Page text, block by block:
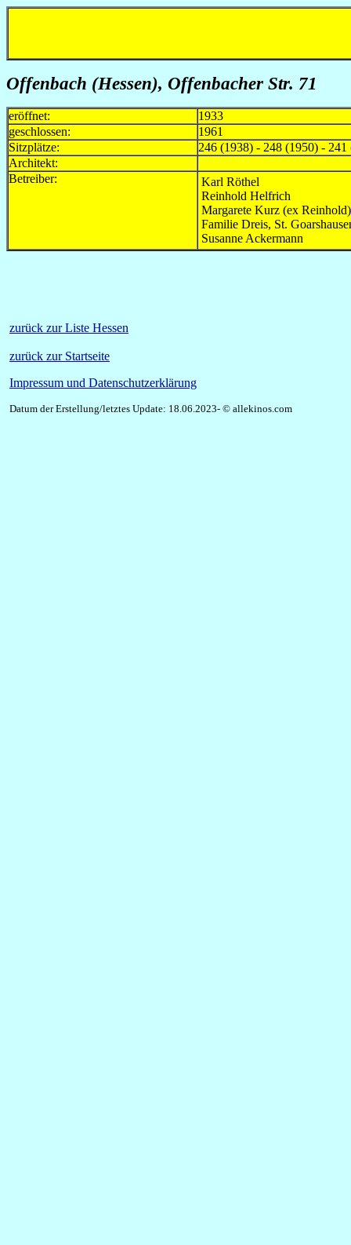
Offenbach (Hessen), Offenbacher Str. 71
eröffnet:
1933
geschlossen:
1961
Sitzplätze:
246 (1938) - 248 (1950) - 241
Architekt:
Betreiber:
Karl Röthel
Reinhold Helfrich
Margarete Kurz (ex
Familie Dreis, St.
Susanne Ackermann
zurück zur Liste Hessen
zurück zur Startseite
Impressum und Datenschutzerklärung
Datum der Erstellung/letztes Update: 18.06.2023- © allekinos.com